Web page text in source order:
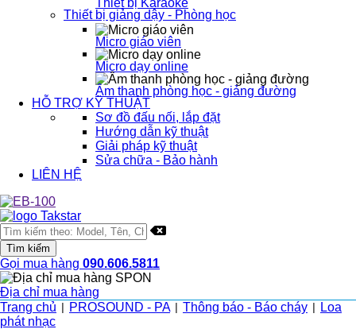
Thiết bị Karaoke
Thiết bị giảng dậy - Phòng học
Micro giáo viên
Micro dạy online
Âm thanh phòng học - giảng đường
HỖ TRỢ KỸ THUẬT
Sơ đồ đấu nối, lắp đặt
Hướng dẫn kỹ thuật
Giải pháp kỹ thuật
Sửa chữa - Bảo hành
LIÊN HỆ
Gọi mua hàng 090.606.5811
Địa chỉ mua hàng
Trang chủ
PROSOUND - PA Thông báo - Báo cháy
Loa
phát nhạc